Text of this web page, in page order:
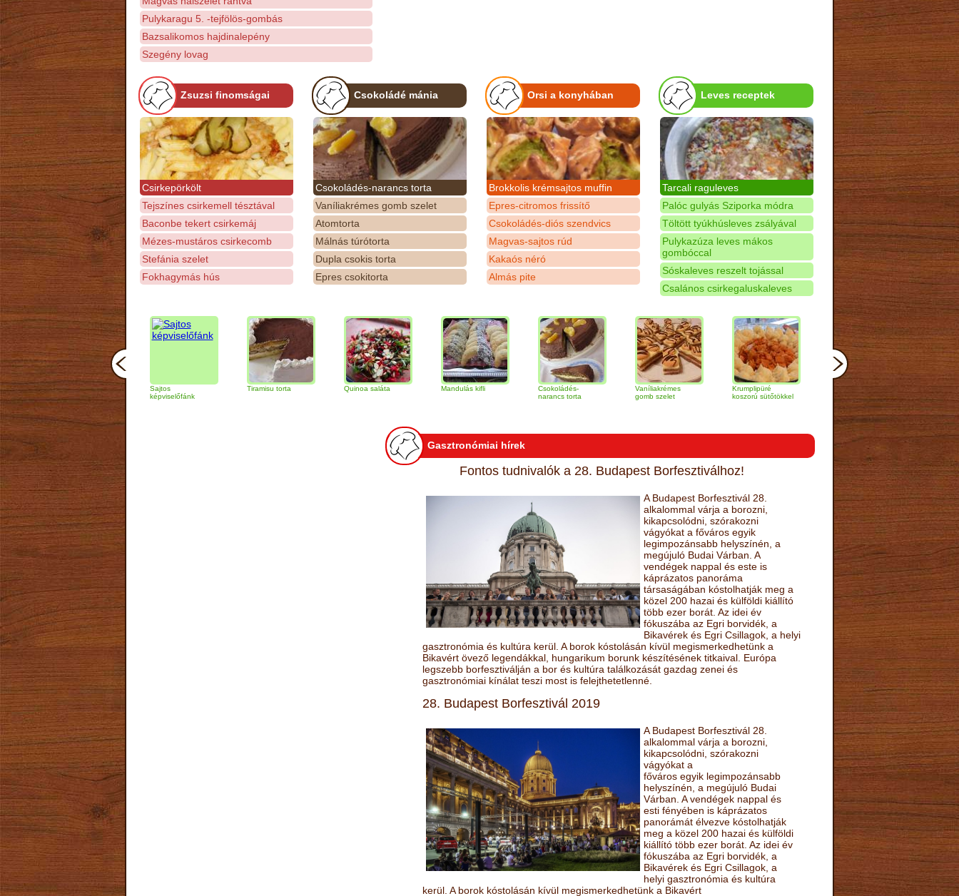
Pulykaragu 5. -tejfölös-gombás
Bazsalikomos hajdinalepény
Szegény lovag
Zsuzsi finomságai
Csirkepörkölt
Tejszínes csirkemell tésztával
Baconbe tekert csirkemáj
Mézes-mustáros csirkecomb
Stefánia szelet
Fokhagymás hús
Csokoládé mánia
Csokoládés-narancs torta
Vaníliakrémes gomb szelet
Atomtorta
Málnás túrótorta
Dupla csokis torta
Epres csokitorta
Orsi a konyhában
Brokkolis krémsajtos muffin
Epres-citromos frissítő
Csokoládés-diós szendvics
Magvas-sajtos rúd
Kakaós néró
Almás pite
Leves receptek
Tarcali raguleves
Palóc gulyás Sziporka módra
Töltött tyúkhúsleves zsályával
Pulykazúza leves mákos
gombóccal
Sóskaleves reszelt tojással
Csalános csirkegaluskaleves
Zabpelyhes
túrógombóc
Sajtos
képviselőfánk
Tiramisu torta Quinoa saláta Mandulás kifli
Csokoládés-
narancs torta
Vaníliakrémes
gomb szelet
Krumplipüré
koszorú sütőtökkel
Wellington módra
narancsmártással
Gasztronómiai hírek
Fontos tudnivalók a 28. Budapest Borfesztiválhoz!
A Budapest Borfesztivál 28.
alkalommal várja a borozni,
kikapcsolódni, szórakozni
vágyókat a főváros egyik
legimpozánsabb helyszínén, a
megújuló Budai Várban. A
vendégek nappal és este is
káprázatos panoráma
társaságában kóstolhatják meg a
közel 200 hazai és külföldi kiállító
több ezer borát. Az idei év
fókuszába az Egri borvidék, a
Bikavérek és Egri Csillagok, a helyi
gasztronómia és kultúra kerül. A borok kóstolásán kívül megismerkedhetünk a
Bikavért övező legendákkal, hungarikum borunk készítésének titkaival. Európa
legszebb borfesztiválján a bor és kultúra találkozását gazdag zenei és
gasztronómiai kínálat teszi most is felejthetetlenné.
28. Budapest Borfesztivál 2019
A Budapest Borfesztivál 28.
alkalommal várja a borozni,
kikapcsolódni, szórakozni
vágyókat a
főváros egyik legimpozánsabb
helyszínén, a megújuló Budai
Várban. A vendégek nappal és
esti fényében is káprázatos
panorámát élvezve kóstolhatják
meg a közel 200 hazai és külföldi
kiállító több ezer borát. Az idei év
fókuszába az Egri borvidék, a
Bikavérek és Egri Csillagok, a
helyi gasztronómia és kultúra
kerül. A borok kóstolásán kívül megismerkedhetünk a Bikavért